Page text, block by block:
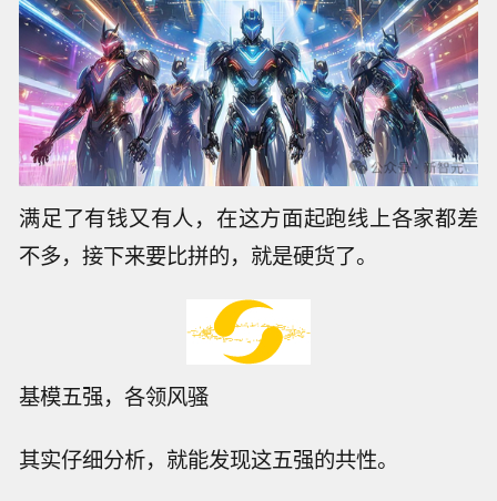
满足了有钱又有人，在这方面起跑线上各家都差
不多，接下来要比拼的，就是硬货了。
基模五强，各领风骚
其实仔细分析，就能发现这五强的共性。